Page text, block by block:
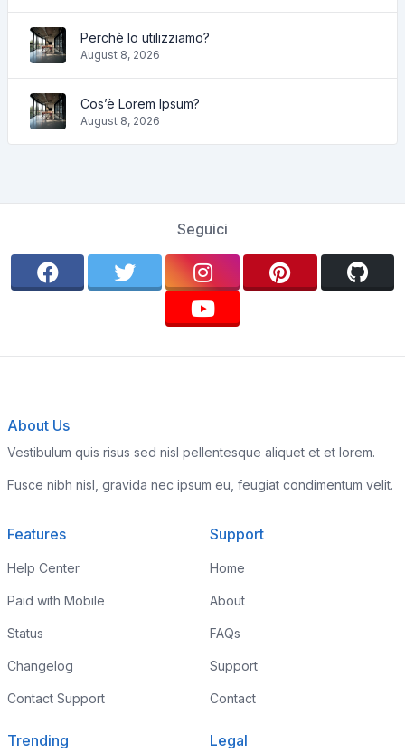
Perchè lo utilizziamo?
August 8, 2026
Cos’è Lorem Ipsum?
August 8, 2026
Seguici
About Us
Vestibulum quis risus sed nisl pellentesque aliquet et et lorem.
Fusce nibh nisl, gravida nec ipsum eu, feugiat condimentum velit.
Features
Help Center
Paid with Mobile
Status
Changelog
Contact Support
Support
Home
About
FAQs
Support
Contact
Trending Legal